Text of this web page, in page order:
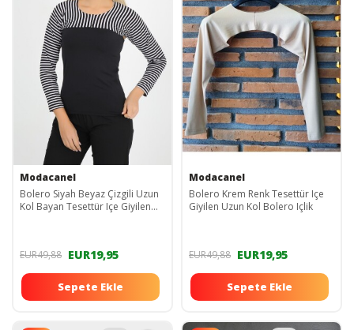
Modacanel
Bolero Siyah Beyaz Çizgili Uzun
Kol Bayan Tesettür Içe Giyilen
EUR49,88 EUR19,95
Sepete Ekle
Modacanel
Bolero Krem Renk Tesettür Içe
Giyilen Uzun Kol Bolero Içlik
EUR49,88 EUR19,95
Sepete Ekle